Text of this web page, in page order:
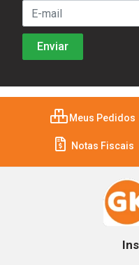
Meus Pedidos
Notas Fiscais